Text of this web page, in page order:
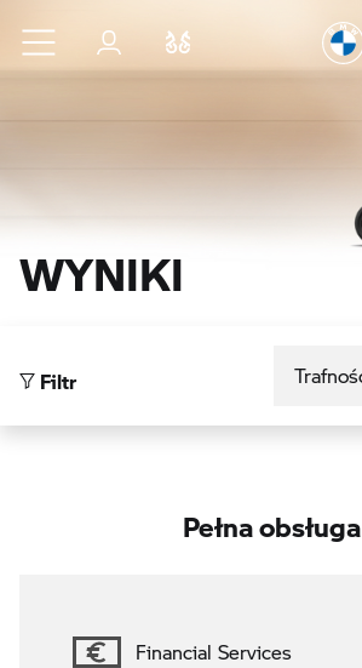
Przejdź do głównej treści
Zaloguj się
WYNIKI
Filtr
Pełna obsługa
Financial Services